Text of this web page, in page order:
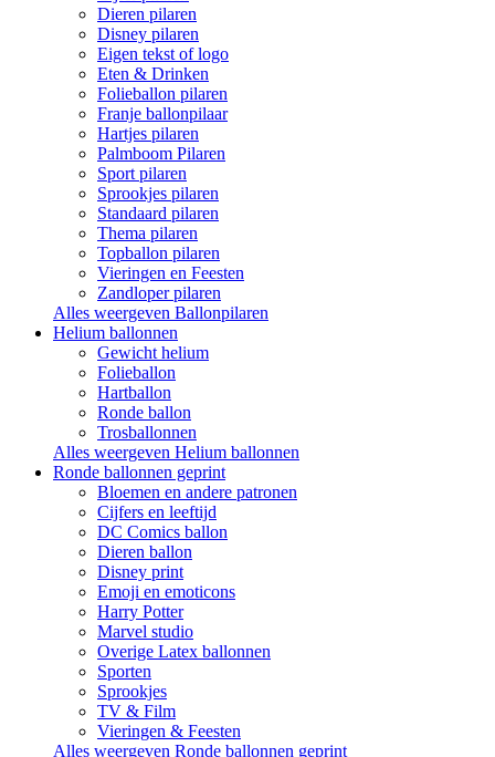
Dieren pilaren
Disney pilaren
Eigen tekst of logo
Eten & Drinken
Folieballon pilaren
Franje ballonpilaar
Hartjes pilaren
Palmboom Pilaren
Sport pilaren
Sprookjes pilaren
Standaard pilaren
Thema pilaren
Topballon pilaren
Vieringen en Feesten
Zandloper pilaren
Alles weergeven Ballonpilaren
Helium ballonnen
Gewicht helium
Folieballon
Hartballon
Ronde ballon
Trosballonnen
Alles weergeven Helium ballonnen
Ronde ballonnen geprint
Bloemen en andere patronen
Cijfers en leeftijd
DC Comics ballon
Dieren ballon
Disney print
Emoji en emoticons
Harry Potter
Marvel studio
Overige Latex ballonnen
Sporten
Sprookjes
TV & Film
Vieringen & Feesten
Alles weergeven Ronde ballonnen geprint